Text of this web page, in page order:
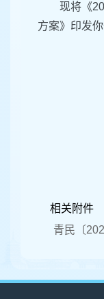
现将《
方案》印发
相关附件
青民〔